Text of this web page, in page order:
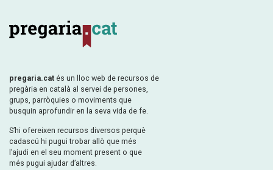
pregaria.cat és un lloc web de recursos de
pregària en català al servei de persones,
grups, parròquies o moviments que
busquin aprofundir en la seva vida de fe.
S’hi ofereixen recursos diversos perquè
cadascú hi pugui trobar allò que més
l’ajudi en el seu moment present o que
més pugui ajudar d’altres.